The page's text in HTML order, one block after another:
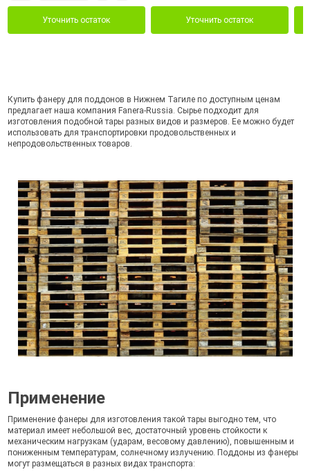
Уточнить остаток Уточнить остаток
Купить фанеру для поддонов в Нижнем Тагиле по доступным ценам
предлагает наша компания Fanera-Russia. Сырье подходит для
изготовления подобной тары разных видов и размеров. Ее можно будет
использовать для транспортировки продовольственных и
непродовольственных товаров.
Применение
Применение фанеры для изготовления такой тары выгодно тем, что
материал имеет небольшой вес, достаточный уровень стойкости к
механическим нагрузкам (ударам, весовому давлению), повышенным и
пониженным температурам, солнечному излучению. Поддоны из фанеры
могут размещаться в разных видах транспорта: